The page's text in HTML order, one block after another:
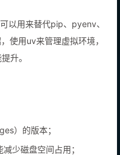
以用来替代pip、pyenv、
使用uv来管理虚拟环境，
升。
）的版本；
少磁盘空间占用；